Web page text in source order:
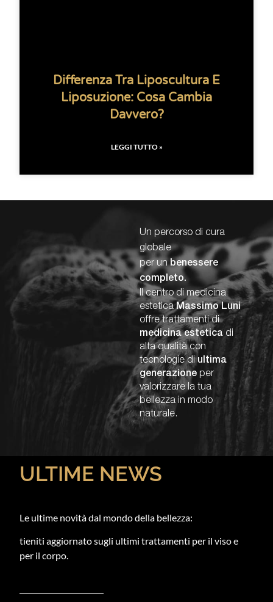
Differenza Tra Liposcultura E
Liposuzione: Cosa Cambia
Davvero?
LEGGI TUTTO »
Un percorso di cura
globale
per unbenessere
completo.
Il centro di medicina
esteticaMassimo Luni
offre trattamenti di
medicina esteticadi
alta qualità con
tecnologie diultima
generazioneper
valorizzare la tua
bellezza in modo
naturale.
ULTIME NEWS
Le ultime novità dal mondo della bellezza:
tieniti aggiornato sugli ultimi trattamenti per il viso e
per il corpo.